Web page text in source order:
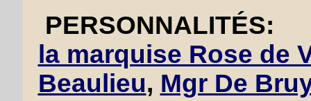
PERSONNALITÉS:
la marquise Rose de
Beaulieu, Mgr De